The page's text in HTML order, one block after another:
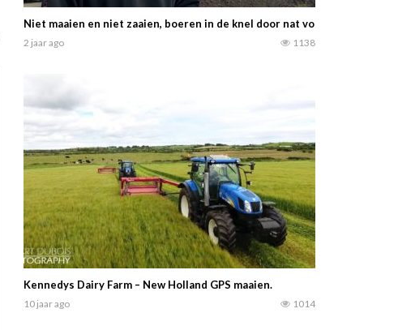
Niet maaien en niet zaaien, boeren in de knel door nat voorjaar Niet
2 jaar ago 1138
Kennedys Dairy Farm – New Holland GPS maaien.
10 jaar ago 1014